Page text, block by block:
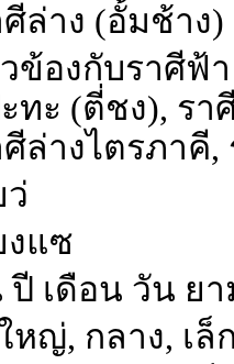
ล่าง (อั้มช้าง)
ข้องกับราศีฟ้
ทะ (ตี่ชง), รา
ล่างไตรภาคี
ว่
งแซ
ปี เดือน วัน
หญ่, กลาง, เล็